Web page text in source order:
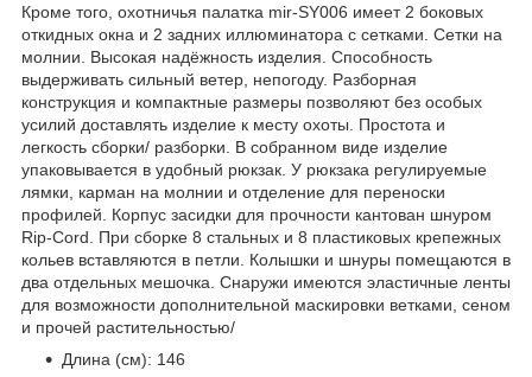
Кроме того, охотничья палатка mir-SY006 имеет 2 боковых
откидных окна и 2 задних иллюминатора с сетками. Сетки на
молнии. Высокая надёжность изделия. Способность
выдерживать сильный ветер, непогоду. Разборная
конструкция и компактные размеры позволяют без особых
усилий доставлять изделие к месту охоты. Простота и
легкость сборки/ разборки. В собранном виде изделие
упаковывается в удобный рюкзак. У рюкзака регулируемые
лямки, карман на молнии и отделение для переноски
профилей. Корпус засидки для прочности кантован шнуром
Rip-Cord. При сборке 8 стальных и 8 пластиковых крепежных
кольев вставляются в петли. Колышки и шнуры помещаются в
два отдельных мешочка. Снаружи имеются эластичные ленты
для возможности дополнительной маскировки ветками, сеном
и прочей растительностью/
Длина (см): 146